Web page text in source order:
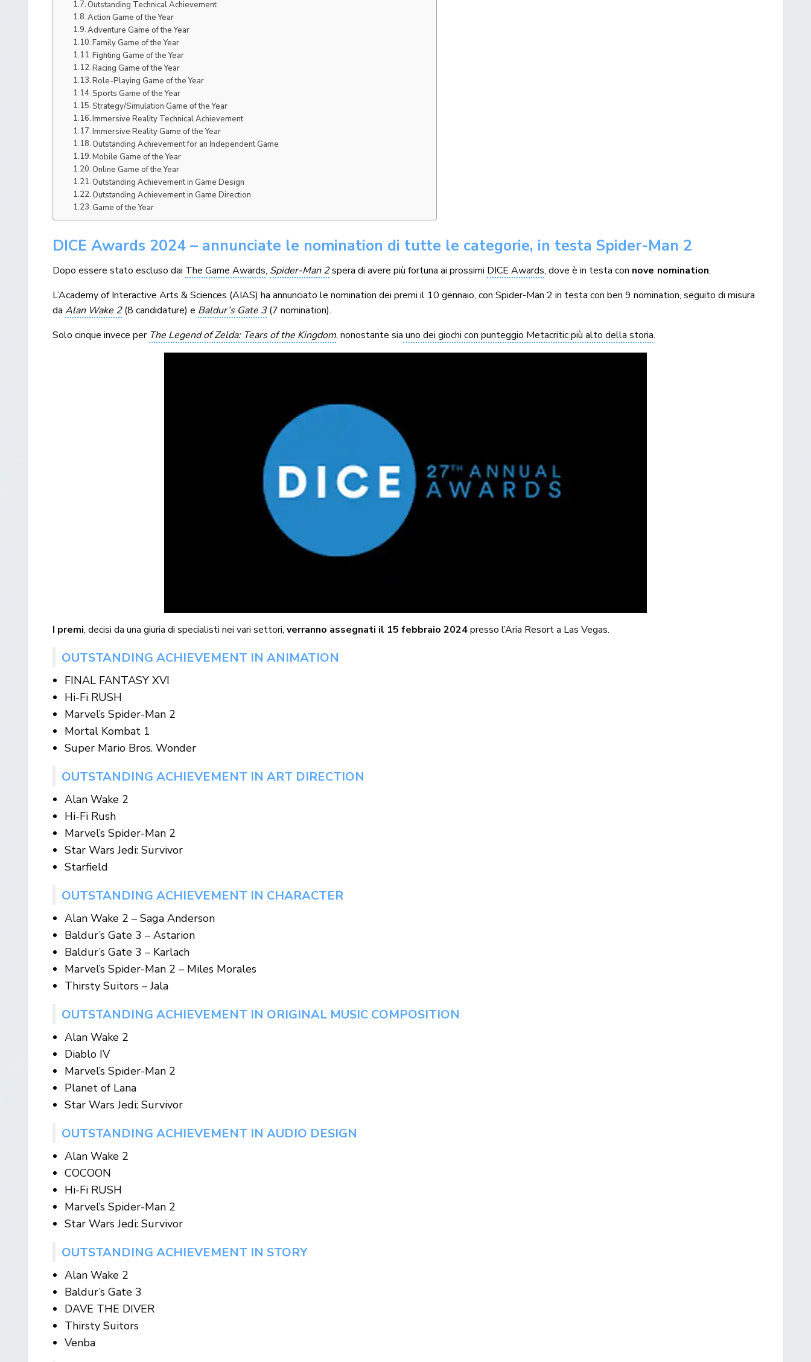
Outstanding Technical Achievement
Action Game of the Year
Adventure Game of the Year
Family Game of the Year
Fighting Game of the Year
Racing Game of the Year
Role-Playing Game of the Year
Sports Game of the Year
Strategy/Simulation Game of the Year
Immersive Reality Technical Achievement
Immersive Reality Game of the Year
Outstanding Achievement for an Independent Game
Mobile Game of the Year
Online Game of the Year
Outstanding Achievement in Game Design
Outstanding Achievement in Game Direction
Game of the Year
DICE Awards 2024 – annunciate le nomination di tutte le categorie, in testa Spider-Man 2
Dopo essere stato escluso dai The Game Awards, Spider-Man 2spera di avere più fortuna ai prossimi DICE Awards, dove è in testa con nove nomination.
L’Academy of Interactive Arts & Sciences (AIAS) ha annunciato le nomination dei premi il 10 gennaio, con Spider-Man 2 in testa con ben 9 nomination, seguito di misura
daAlan Wake 2(8 candidature) e Baldur’s Gate 3(7 nomination).
Solo cinque invece per The Legend of Zelda: Tears of the Kingdom, nonostante sia uno dei giochi con punteggio Metacritic più alto della storia.
I premi, decisi da una giuria di specialisti nei vari settori,verranno assegnati il 15 febbraio 2024presso l’Aria Resort a Las Vegas.
OUTSTANDING ACHIEVEMENT IN ANIMATION
FINAL FANTASY XVI
Hi-Fi RUSH
Marvel’s Spider-Man 2
Mortal Kombat 1
Super Mario Bros. Wonder
OUTSTANDING ACHIEVEMENT IN ART DIRECTION
Alan Wake 2
Hi-Fi Rush
Marvel’s Spider-Man 2
Star Wars Jedi: Survivor
Starfield
OUTSTANDING ACHIEVEMENT IN CHARACTER
Alan Wake 2 – Saga Anderson
Baldur’s Gate 3 – Astarion
Baldur’s Gate 3 – Karlach
Marvel’s Spider-Man 2 – Miles Morales
Thirsty Suitors – Jala
OUTSTANDING ACHIEVEMENT IN ORIGINAL MUSIC COMPOSITION
Alan Wake 2
Diablo IV
Marvel’s Spider-Man 2
Planet of Lana
Star Wars Jedi: Survivor
OUTSTANDING ACHIEVEMENT IN AUDIO DESIGN
Alan Wake 2
COCOON
Hi-Fi RUSH
Marvel’s Spider-Man 2
Star Wars Jedi: Survivor
OUTSTANDING ACHIEVEMENT IN STORY
Alan Wake 2
Baldur’s Gate 3
DAVE THE DIVER
Thirsty Suitors
Venba